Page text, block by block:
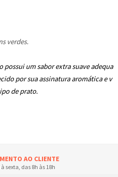
verdes.
possui um sabor extra suave adequa
por sua assinatura aromática e v
de prato.
AO CLIENTE
sexta, das 8h às 18h